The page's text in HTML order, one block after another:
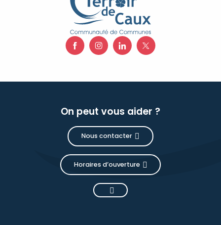
On peut vous aider ?
Nous contacter
Horaires d’ouverture